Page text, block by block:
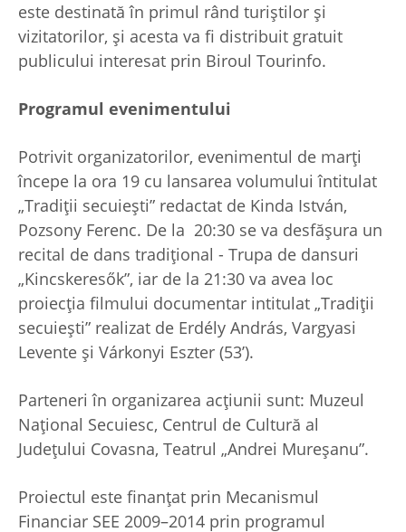
este destinată în primul rând turiștilor și
vizitatorilor, și acesta va fi distribuit gratuit
publicului interesat prin Biroul Tourinfo.
Programul evenimentului
Potrivit organizatorilor, evenimentul de marţi
începe la ora 19 cu lansarea volumului întitulat
„Tradiții secuiești” redactat de Kinda István,
Pozsony Ferenc. De la 20:30 se va desfăşura un
recital de dans tradițional - Trupa de dansuri
„Kincskeresők”, iar de la 21:30 va avea loc
proiecția filmului documentar intitulat „Tradiții
secuiești” realizat de Erdély András, Vargyasi
Levente și Várkonyi Eszter (53’).
Parteneri în organizarea acțiunii sunt: Muzeul
Național Secuiesc, Centrul de Cultură al
Județului Covasna, Teatrul „Andrei Mureșanu”.
Proiectul este finanţat prin Mecanismul
Financiar SEE 2009–2014 prin programul